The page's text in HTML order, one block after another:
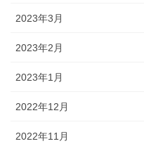
2023年3月
2023年2月
2023年1月
2022年12月
2022年11月